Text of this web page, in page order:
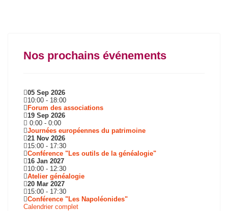
Nos prochains événements
05 Sep 2026
10:00 - 18:00
Forum des associations
19 Sep 2026
0:00 - 0:00
Journées européennes du patrimoine
21 Nov 2026
15:00 - 17:30
Conférence "Les outils de la généalogie"
16 Jan 2027
10:00 - 12:30
Atelier généalogie
20 Mar 2027
15:00 - 17:30
Conférence "Les Napoléonides"
Calendrier complet